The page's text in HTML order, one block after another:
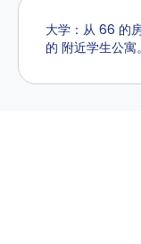
大学：从 66 的
的 附近学生公寓